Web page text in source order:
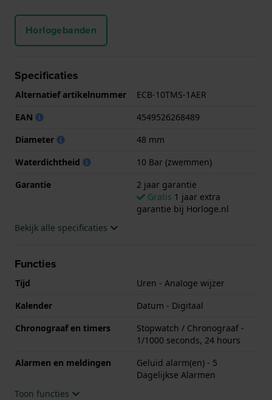
Horlogebanden
Specificaties
Alternatief artikelnummer
ECB-10TMS-1AER
EAN
4549526268489
Diameter
48 mm
Waterdichtheid
10 Bar (zwemmen)
Garantie
2 jaar garantie
Gratis 1 jaar extra
garantie bij Horloge.nl
Bekijk alle specificaties
Functies
Tijd
Uren - Analoge wijzer
Kalender
Datum - Digitaal
Chronograaf en timers
Stopwatch / Chronograaf -
1/1000 seconds, 24 hours
Alarmen en meldingen
Geluid alarm(en) - 5
Dagelijkse Alarmen
Toon functies